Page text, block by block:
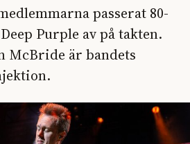
passerat 80-
Purple av på takten.
McBride är bandets